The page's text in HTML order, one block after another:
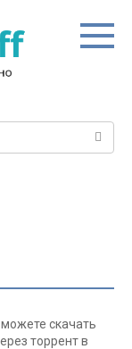
скачать
торрент в